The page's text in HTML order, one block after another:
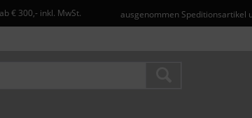
€ 300,- inkl. MwSt. ausgenommen Speditionsartikel